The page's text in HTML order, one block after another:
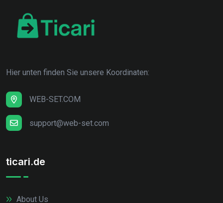
Hier unten finden Sie unsere Koordinaten:
WEB-SET.COM
support@web-set.com
ticari.de
About Us